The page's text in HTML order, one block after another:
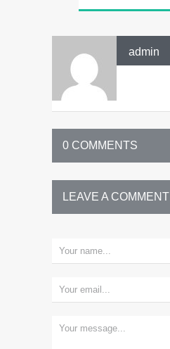
admin
0 COMMENTS
LEAVE A COMMENT